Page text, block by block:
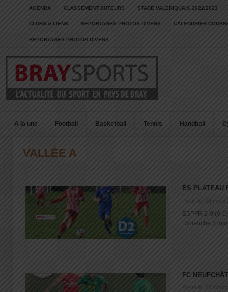
AGENDA CLASSEMENT BUTEURS STADE VALERIQUAIS 2022/2023
CLUBS & LIENS REPORTAGES PHOTOS DIVERS CALENDRIER
REPORTAGES PHOTOS DIVERS
A la une Football Basketball Tennis Handball
VALLÉE A
ES PLATEAU
Posté le: 04 mars
ESPFR 2-0 (0-
Dimanche 3
FC
Posté le: 23